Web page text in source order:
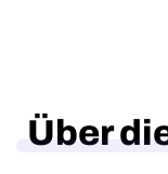
Über